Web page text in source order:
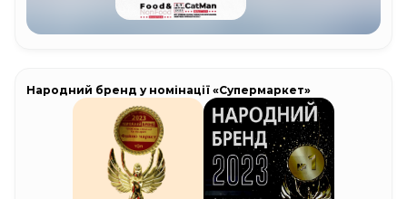
Народний бренд у номінації «Супермаркет»